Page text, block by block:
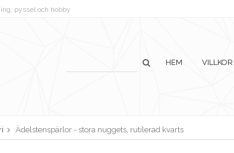
pyssel och hobby
HEM VILLKOR
Ädelstenspärlor - stora nuggets, rutilerad kvarts